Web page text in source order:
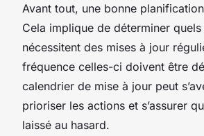
Avant tout, une bonne
Cela implique de déterminer
nécessitent des mises à jour
fréquence celles-ci doivent être
calendrier de mise à jour peut
prioriser les actions et s’assurer
laissé au hasard.